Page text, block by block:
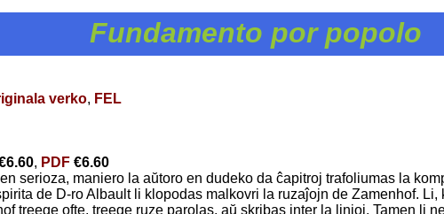
Fundamento por popolo
verko, FEL
, PDF €6.60
serioza, maniero la aŭtoro en dudeko da ĉapitroj trafoliumas la
de D-ro Albault li klopodas malkovri la ruzaĵojn de Zamenhof. Li,
treege ofte, treege ruze parolas, aŭ skribas inter la linioj. Tamen li